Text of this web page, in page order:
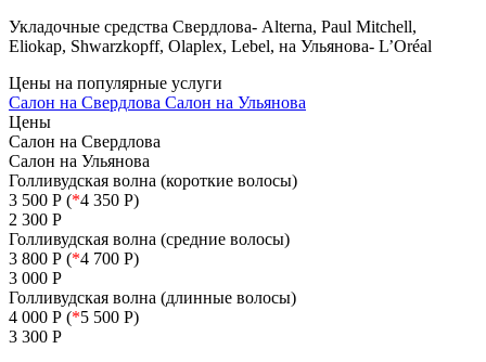
Укладочные средства Свердлова- Alterna, Paul Mitchell,
Eliokap, Shwarzkopff, Olaplex, Lebel, на Ульянова- L’Oréal
Цены на популярные услуги
Салон на Свердлова Салон на Ульянова
Цены
Салон на Свердлова
Салон на Ульянова
Голливудская волна (короткие волосы)
3 500 Р (*4 350 Р)
2 300 Р
Голливудская волна (средние волосы)
3 800 Р (*4 700 Р)
3 000 Р
Голливудская волна (длинные волосы)
4 000 Р (*5 500 Р)
3 300 Р